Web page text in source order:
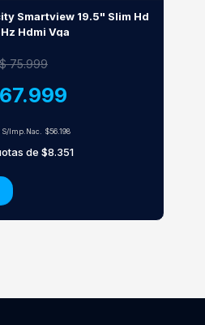
Smartview 19.5" Slim Hd
Hdmi Vga
$ 75.999
Imp.Nac. $56.198
de $8.351